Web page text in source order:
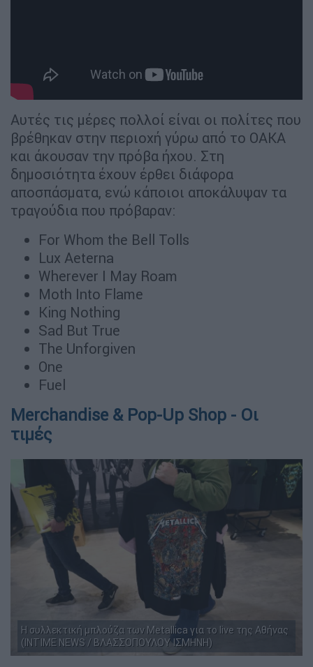
Αυτές τις μέρες πολλοί είναι οι πολίτες που
βρέθηκαν στην περιοχή γύρω από το ΟΑΚΑ
και άκουσαν την πρόβα ήχου. Στη
δημοσιότητα έχουν έρθει διάφορα
αποσπάσματα, ενώ κάποιοι αποκάλυψαν τα
τραγούδια που πρόβαραν:
For Whom the Bell Tolls
Lux Aeterna
Wherever I May Roam
Moth Into Flame
King Nothing
Sad But True
The Unforgiven
One
Fuel
Merchandise & Pop-Up Shop - Οι
τιμές
Η συλλεκτική μπλούζα των Metallica για το live της Αθήνας
(INTIME NEWS / ΒΛΑΣΣΟΠΟΥΛΟΥ ΙΣΜΗΝΗ)